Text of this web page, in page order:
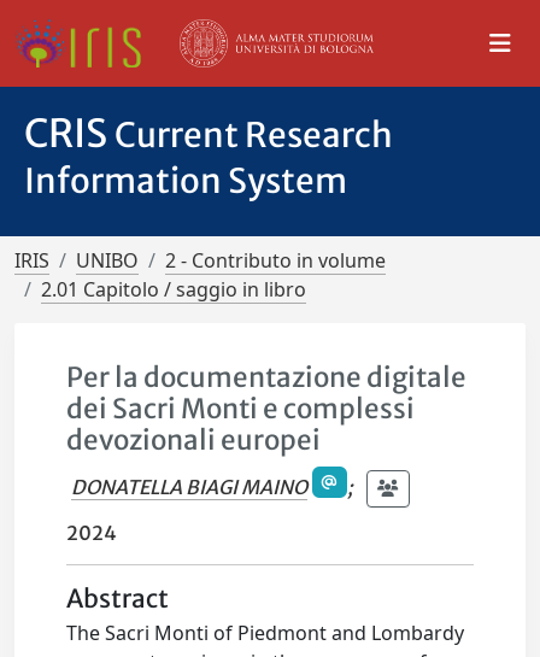
CRIS Current Research
Information System
IRIS UNIBO
2 - Contributo in volume
2.01 Capitolo / saggio in libro
Per la documentazione digitale
dei Sacri Monti e complessi
devozionali europei
DONATELLA BIAGI MAINO
;
2024
Abstract
The Sacri Monti of Piedmont and Lombardy